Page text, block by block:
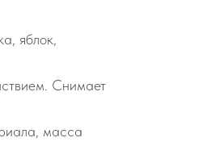
яблок,
Снимает
масса